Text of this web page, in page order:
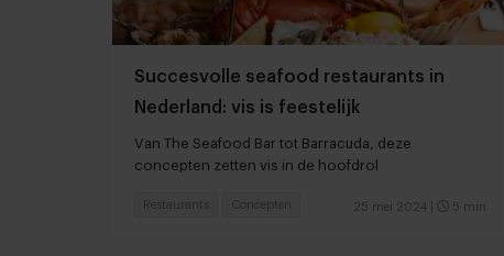
Succesvolle seafood restaurants in
Nederland: vis is feestelijk
Van The Seafood Bar tot Barracuda, deze
concepten zetten vis in de hoofdrol
25 mei 2024 5 min
Restaurants Concepten